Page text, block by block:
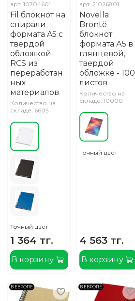
арт. 10704601
Fil блокнот на
спирали
формата A5 с
твердой
обложкой
RCS из
переработан
ных
материалов
Количество на
складе: 6605
Точный цвет
1 364 тг.
В корзину
арт.21026801
Novella
Brontë
блокнот
формата А5 в
глянцевой,
твердой
обложке - 100
листов
Количество на
складе: 10000
Точный цвет
4 563 тг.
В корзину
В ЕВРОПЕ В ЕВРОПЕ